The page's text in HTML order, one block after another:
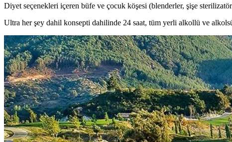
Diyet seçenekleri içeren büfe ve çocuk köşesi (blenderler, şişe
Ultra her şey dahil konsepti dahilinde 24 saat, tüm yerli alkollü ve